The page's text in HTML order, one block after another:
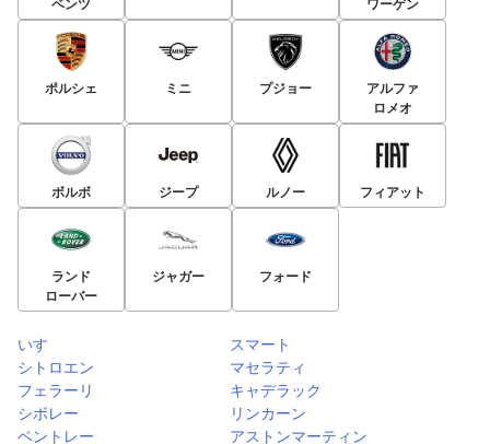
ベンツ
ワーゲン
ポルシェ ミニ プジョー
アルファ
ロメオ
ボルボ ジープ ルノー フィアット
ランド
ローバー
ジャガー フォード
いすゞ
スマート
シトロエン
マセラティ
フェラーリ
キャデラック
シボレー
リンカーン
ベントレー
アストンマーティン